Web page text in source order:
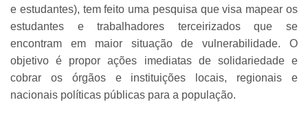
e estudantes), tem feito uma pesquisa que visa mapear os
estudantes e trabalhadores terceirizados que se
encontram em maior situação de vulnerabilidade. O
objetivo é propor ações imediatas de solidariedade e
cobrar os órgãos e instituições locais, regionais e
nacionais políticas públicas para a população.